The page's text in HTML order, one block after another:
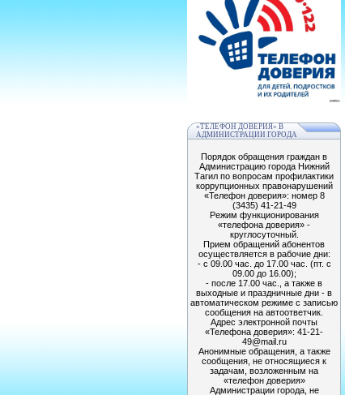
«ТЕЛЕФОН ДОВЕРИЯ» В
АДМИНИСТРАЦИИ ГОРОДА
Порядок обращения граждан в
Администрацию города Нижний
Тагил по вопросам профилактики
коррупционных правонарушений
«Телефон доверия»: номер 8
(3435) 41-21-49
Режим функционирования
«телефона доверия» -
круглосуточный.
Прием обращений абонентов
осуществляется в рабочие дни:
- с 09.00 час. до 17.00 час. (пт. с
09.00 до 16.00);
- после 17.00 час., а также в
выходные и праздничные дни - в
автоматическом режиме с записью
сообщения на автоответчик.
Адрес электронной почты
«Телефона доверия»: 41-21-
49@mail.ru
Анонимные обращения, а также
сообщения, не относящиеся к
задачам, возложенным на
«телефон доверия»
Администрации города, не